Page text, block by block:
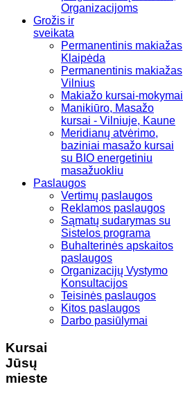
Organizacijoms
Grožis ir
sveikata
Permanentinis makiažas
Klaipėda
Permanentinis makiažas
Vilnius
Makiažo kursai-mokymai
Manikiūro, Masažo
kursai - Vilniuje, Kaune
Meridianų atvėrimo,
baziniai masažo kursai
su BIO energetiniu
masažuokliu
Paslaugos
Vertimų paslaugos
Reklamos paslaugos
Sąmatų sudarymas su
Sistelos programa
Buhalterinės apskaitos
paslaugos
Organizacijų Vystymo
Konsultacijos
Teisinės paslaugos
Kitos paslaugos
Darbo pasiūlymai
Kursai
Jūsų
mieste